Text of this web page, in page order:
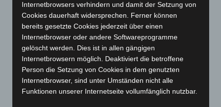
Februar 2025(96)
Januar 2025(88)
Dezember 2024(89)
November 2024(94)
Oktober 2024(93)
September 2024(112)
Internetbrowsers verhindern und damit der Setzung von
Cookies dauerhaft widersprechen. Ferner können
bereits gesetzte Cookies jederzeit über einen
Internetbrowser oder andere Softwareprogramme
gelöscht werden. Dies ist in allen gängigen
Internetbrowsern möglich. Deaktiviert die betroffene
Person die Setzung von Cookies in dem genutzten
Internetbrowser, sind unter Umständen nicht alle
Funktionen unserer Internetseite vollumfänglich nutzbar.